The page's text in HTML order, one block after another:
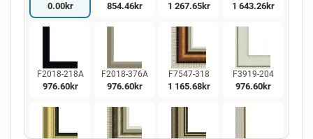
0.00kr 854.46kr 1 267.65kr 1 643.26kr
F2018-218A
976.60kr
F2018-376A
976.60kr
F7547-318
1 165.68kr
F3919-204
976.60kr